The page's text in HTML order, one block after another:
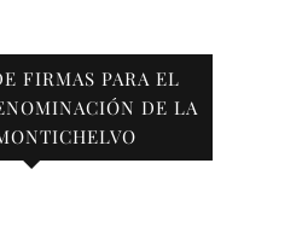
FIRMAS PARA EL
DE LA